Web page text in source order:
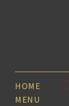
HOME
MENU
プ
シ